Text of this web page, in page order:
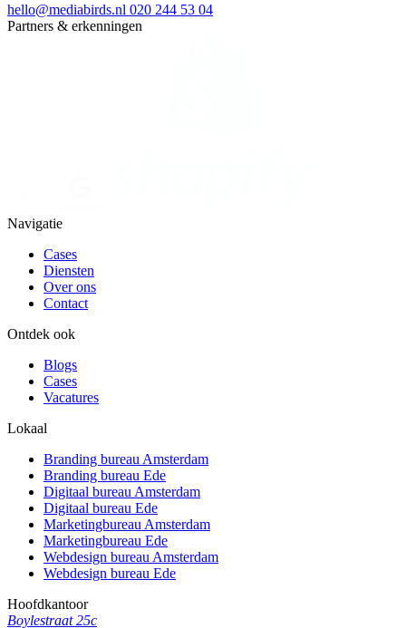
hello@mediabirds.nl 020 244 53 04
Partners & erkenningen
Navigatie
Cases
Diensten
Over ons
Contact
Ontdek ook
Blogs
Cases
Vacatures
Lokaal
Branding bureau Amsterdam
Branding bureau Ede
Digitaal bureau Amsterdam
Digitaal bureau Ede
Marketingbureau Amsterdam
Marketingbureau Ede
Webdesign bureau Amsterdam
Webdesign bureau Ede
Hoofdkantoor
Boylestraat 25c